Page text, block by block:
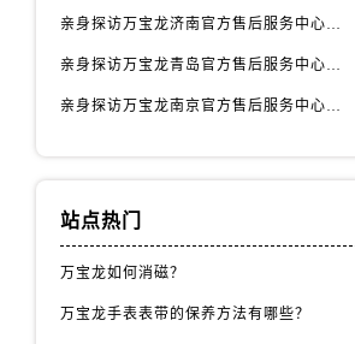
站点热门
万宝龙如何消磁？
万宝龙手表表带的保养方法有哪些？